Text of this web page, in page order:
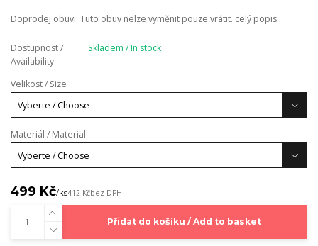
Doprodej obuvi. Tuto obuv nelze vyměnit pouze vrátit. celý popis
Dostupnost /
Availability
Skladem / In stock
Velikost / Size
Materiál / Material
499 Kč/ks412 Kčbez DPH
Přidat do košíku / Add to basket